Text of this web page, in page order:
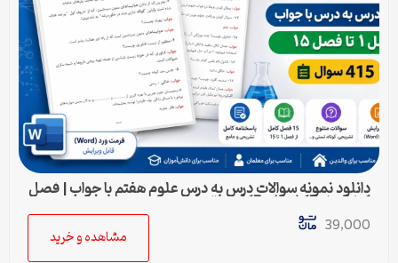
دانلود نمونه سوالات درس به درس علوم هفتم با جواب | فصل
1 تا فصل 15 (ورد) – 415 سوال
39,000
مشاهده و خرید